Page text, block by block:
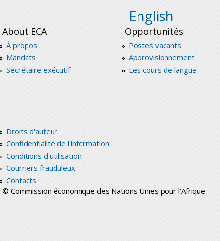
English
About ECA
À propos
Mandats
Secrétaire exécutif
Opportunités
Postes vacants
Approvisionnement
Les cours de langue
Droits d'auteur
Confidentialité de l'information
Conditions d'utilisation
Courriers frauduleux
Contacts
© Commission économique des Nations Unies pour l’Afrique